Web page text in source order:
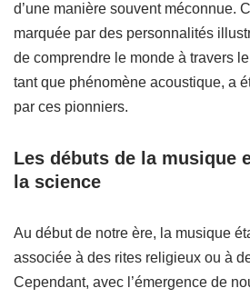
d’une manière souvent méconnue.
marquée par des personnalités
de comprendre le monde à travers
tant que phénomène acoustique, a
par ces pionniers.
Les débuts de la musique
la science
Au début de notre ère, la musique
associée à des rites religieux ou à
Cependant, avec l’émergence de